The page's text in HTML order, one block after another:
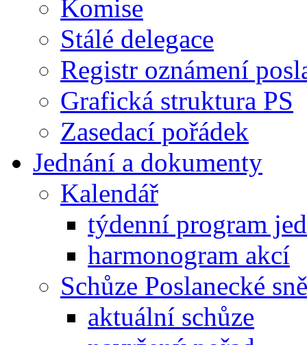
Komise
Stálé delegace
Registr oznámení
Grafická struktura PS
Zasedací pořádek
Jednání a dokumenty
Kalendář
týdenní program
harmonogram akcí
Schůze Poslanecké
aktuální schůze